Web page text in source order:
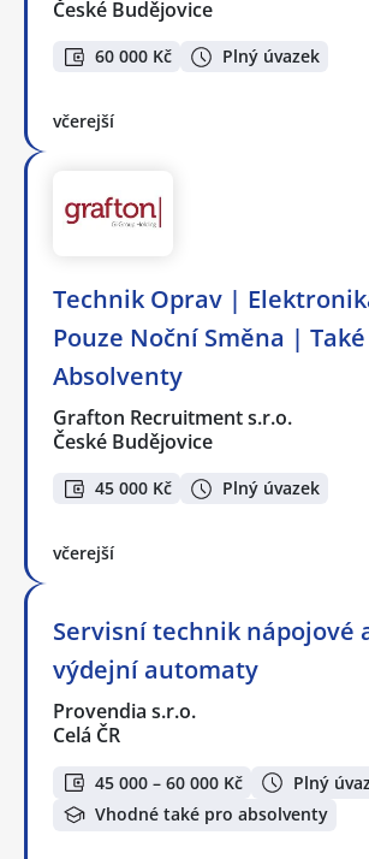
České Budějovice
60 000 Kč Plný úvazek
včerejší
Technik Oprav |
Pouze Noční Směna |
Absolventy
Grafton Recruitment s.r.o.
České Budějovice
45 000 Kč Plný úvazek
včerejší
Servisní technik nápojové
výdejní automaty
Provendia s.r.o.
Celá ČR
45 000 – 60 000 Kč
Plný
Vhodné také pro absolventy